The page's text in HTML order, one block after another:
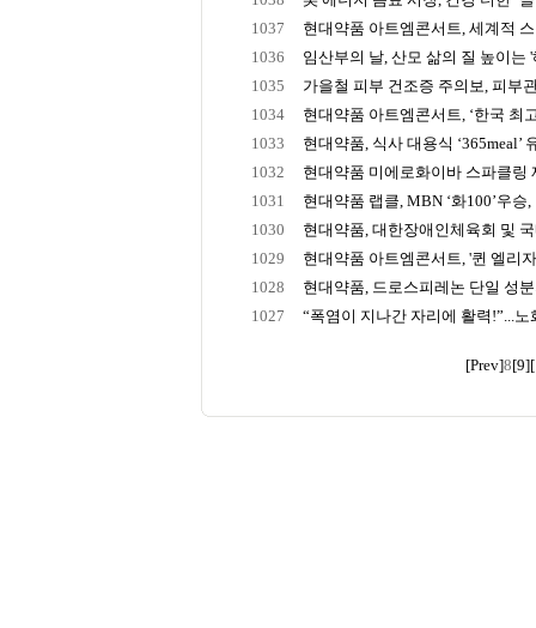
1037
현대약품 아트엠콘서트, 세계적
1036
임산부의 날, 산모 삶의 질 높이는 '
1035
가을철 피부 건조증 주의보, 피부
1034
현대약품 아트엠콘서트, ‘한국 최
1033
현대약품, 식사 대용식 ‘365meal’
1032
현대약품 미에로화이바 스파클링
1031
현대약품 랩클, MBN ‘화100’우승,
1030
현대약품, 대한장애인체육회 및
1029
현대약품 아트엠콘서트, '퀸 엘리
1028
현대약품, 드로스피레논 단일 성
1027
“폭염이 지나간 자리에 활력!”...노
[Prev]8[9]